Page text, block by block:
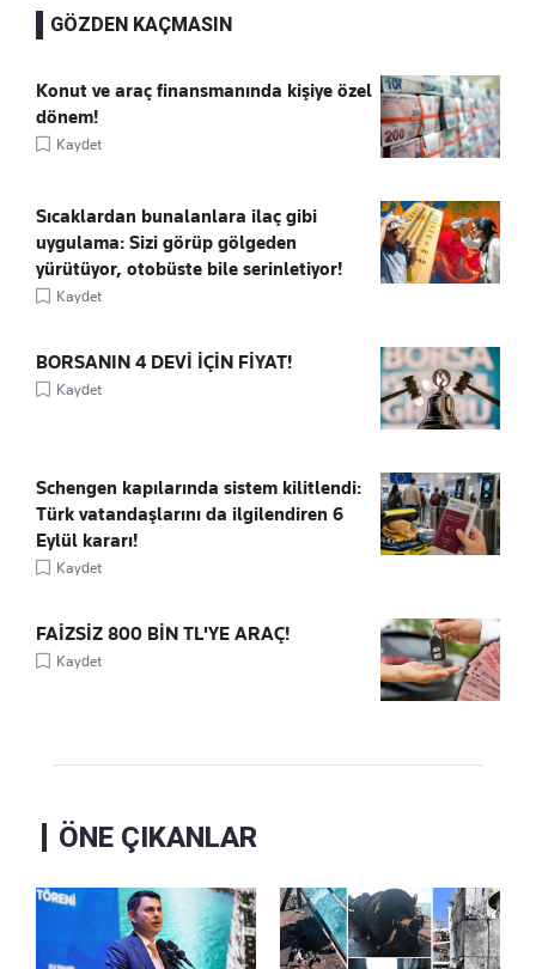
GÖZDEN KAÇMASIN
Konut ve araç finansmanında kişiye özel
dönem!
Kaydet
Sıcaklardan bunalanlara ilaç gibi
uygulama: Sizi görüp gölgeden
yürütüyor, otobüste bile serinletiyor!
Kaydet
BORSANIN 4 DEVİ İÇİN FİYAT!
Kaydet
Schengen kapılarında sistem kilitlendi:
Türk vatandaşlarını da ilgilendiren 6
Eylül kararı!
Kaydet
FAİZSİZ 800 BİN TL'YE ARAÇ!
Kaydet
ÖNE ÇIKANLAR